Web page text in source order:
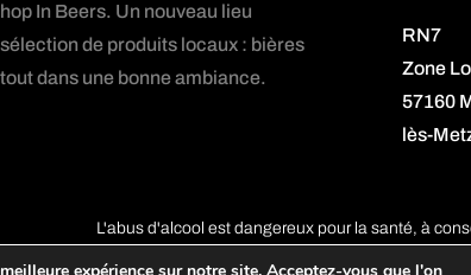
In Beers. Un nouveau lieu
de produits locaux : bières
dans une bonne ambiance.
RN7
Zone
57160
lès-
L'abus d'alcool est dangereux pour la santé, à
Copyright © Shop In Beers Tous droits réservés | Propulsé